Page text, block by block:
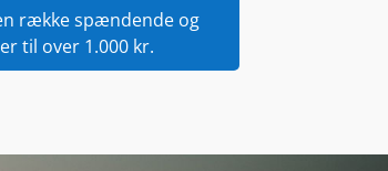
række spændende og
til over 1.000 kr.